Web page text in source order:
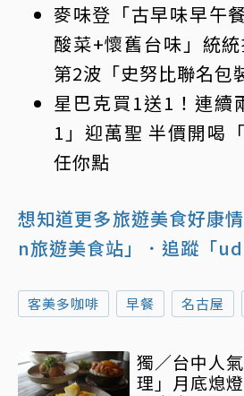
麥味登「古早味早午
酸菜+懷舊台味」統
第2波「史努比聯名包
星巴克買1送1！連續
1」迎萬聖 半價開喝
任你點
想知道更多旅遊美食好康
n旅遊美食站」
．追蹤「
客美多咖啡 早餐 名古屋
獨／台中人
理」月底熄